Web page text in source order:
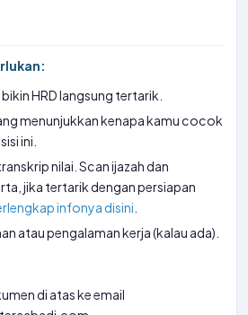
HRD langsung tertarik.
menunjukkan kenapa kamu cocok
ini.
nilai. Scan ijazah dan
jika tertarik dengan persiapan
infonya disini
atau pengalaman kerja (kalau ada).
di atas ke email